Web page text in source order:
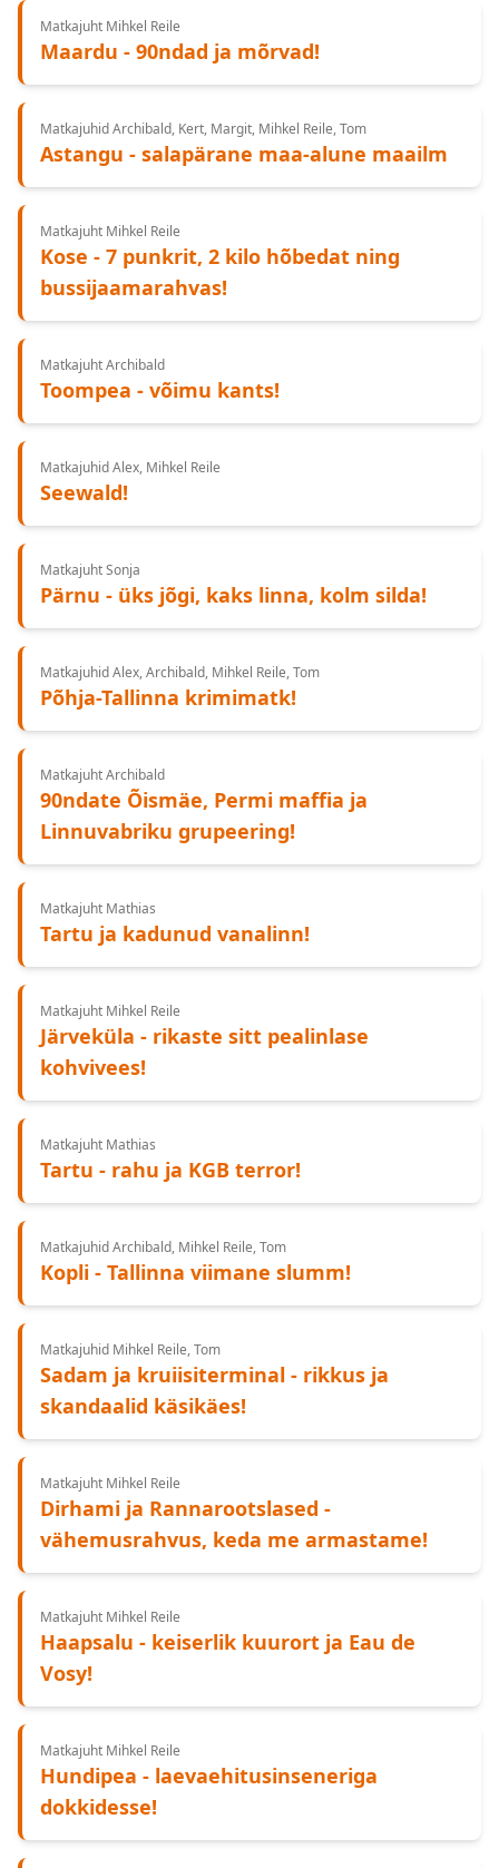
Matkajuht Mihkel Reile
Maardu - 90ndad ja mõrvad!
Matkajuhid Archibald, Kert, Margit, Mihkel Reile, Tom
Astangu - salapärane maa-alune maailm
Matkajuht Mihkel Reile
Kose - 7 punkrit, 2 kilo hõbedat ning
bussijaamarahvas!
Matkajuht Archibald
Toompea - võimu kants!
Matkajuhid Alex, Mihkel Reile
Seewald!
Matkajuht Sonja
Pärnu - üks jõgi, kaks linna, kolm silda!
Matkajuhid Alex, Archibald, Mihkel Reile, Tom
Põhja-Tallinna krimimatk!
Matkajuht Archibald
90ndate Õismäe, Permi maffia ja
Linnuvabriku grupeering!
Matkajuht Mathias
Tartu ja kadunud vanalinn!
Matkajuht Mihkel Reile
Järveküla - rikaste sitt pealinlase
kohvivees!
Matkajuht Mathias
Tartu - rahu ja KGB terror!
Matkajuhid Archibald, Mihkel Reile, Tom
Kopli - Tallinna viimane slumm!
Matkajuhid Mihkel Reile, Tom
Sadam ja kruiisiterminal - rikkus ja
skandaalid käsikäes!
Matkajuht Mihkel Reile
Dirhami ja Rannarootslased -
vähemusrahvus, keda me armastame!
Matkajuht Mihkel Reile
Haapsalu - keiserlik kuurort ja Eau de
Vosy!
Matkajuht Mihkel Reile
Hundipea - laevaehitusinseneriga
dokkidesse!